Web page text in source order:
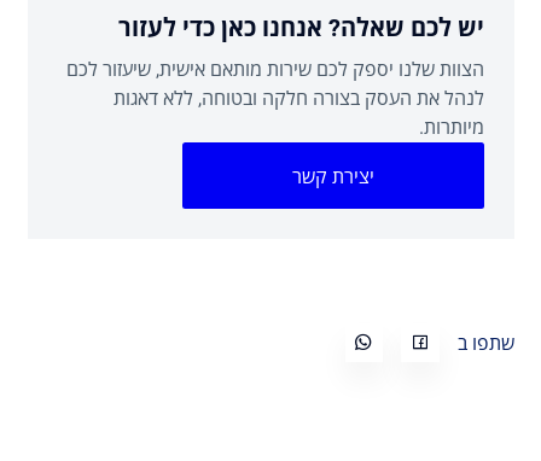
יש לכם שאלה? אנחנו כאן כדי לעזור
הצוות שלנו יספק לכם שירות מותאם אישית, שיעזור לכם
לנהל את העסק בצורה חלקה ובטוחה, ללא דאגות
מיותרות.
יצירת קשר
שתפו ב